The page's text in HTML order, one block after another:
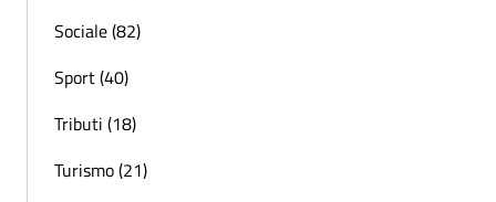
Sociale (82)
Sport (40)
Tributi (18)
Turismo (21)